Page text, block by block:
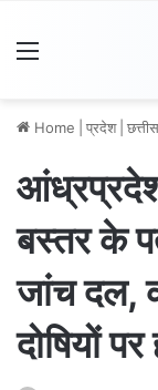
Home प्रदेश
बस्तर के
जांच दल,
दोषियों पर